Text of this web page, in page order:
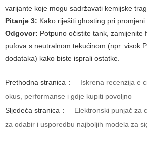
varijante koje mogu sadržavati kemijske
Pitanje 3: Kako riješiti ghosting pri
Odgovor: Potpuno očistite tank, zamijenite
pufova s neutralnom tekućinom (npr. visok
dodataka) kako biste isprali ostatke.
Prethodna stranica：
Iskrena recenzija e
okus, performanse i gdje kupiti povoljno
Sljedeća stranica：
Elektronski punjač za
za odabir i usporedbu najboljih modela za